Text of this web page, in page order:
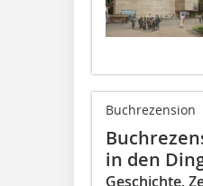
Buchrezension
in den
Geschichte,